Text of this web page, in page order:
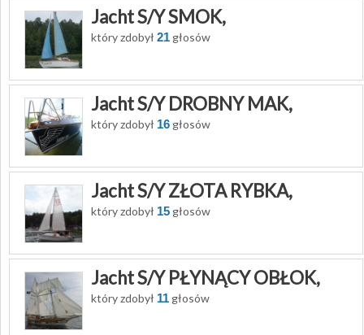
Jacht S/Y SMOK,
który zdobył21 głosów
Jacht S/Y DROBNY MAK,
który zdobył 16 głosów
Jacht S/Y ZŁOTA RYBKA,
który zdobył 15 głosów
Jacht S/Y PŁYNĄCY OBŁOK,
który zdobył 11 głosów